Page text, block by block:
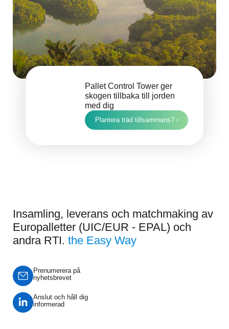
Pallet Control Tower ger
skogen tillbaka till jorden
med dig
Plantera träd tillsammans? ›
Insamling, leverans och matchmaking av
Europalletter (UIC/EUR - EPAL) och
andra RTI. the Easy Way
Prenumerera på
nyhetsbrevet
Anslut och håll dig
informerad